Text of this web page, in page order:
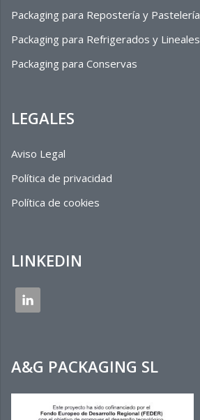
Packaging para Repostería y Pastelería
Packaging para Refrigerados y Lineales
Packaging para Conservas
LEGALES
Aviso Legal
Política de privacidad
Política de cookies
LINKEDIN
A&G PACKAGING SL